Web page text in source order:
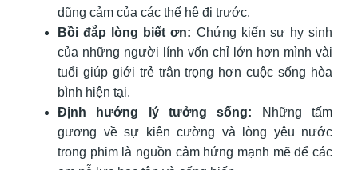
dũng cảm của các thế hệ đi trước.
Bồi đắp lòng biết ơn: Chứng kiến sự hy sinh
của những người lính vốn chỉ lớn hơn mình vài
tuổi giúp giới trẻ trân trọng hơn cuộc sống hòa
bình hiện tại.
Định hướng lý tưởng sống: Những tấm
gương về sự kiên cường và lòng yêu nước
trong phim là nguồn cảm hứng mạnh mẽ để các